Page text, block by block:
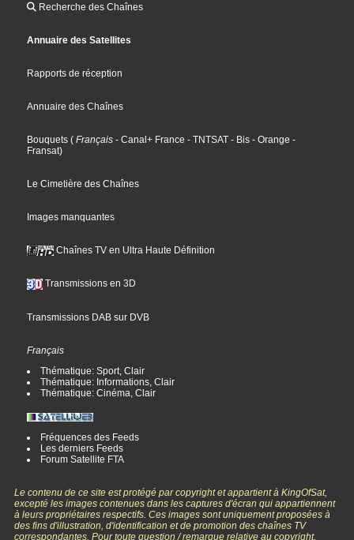
Recherche des Chaînes
Annuaire des Satellites
Rapports de réception
Annuaire des Chaînes
Bouquets ( Français - Canal+ France - TNTSAT - Bis - Orange -
Fransat)
Le Cimetière des Chaînes
Images manquantes
Chaînes TV en Ultra Haute Définition
Transmissions en 3D
Transmissions DAB sur DVB
Français
Thématique: Sport, Clair
Thématique: Informations, Clair
Thématique: Cinéma, Clair
Fréquences des Feeds
Les derniers Feeds
Forum Satellite FTA
Le contenu de ce site est protégé par copyright et appartient à KingOfSat,
excepté les images contenues dans les captures d'écran qui appartiennent
à leurs propriétaires respectifs. Ces images sont uniquement proposées à
des fins d'illustration, d'identification et de promotion des chaînes TV
correspondantes. Pour toute question / remarque relative au copyright,